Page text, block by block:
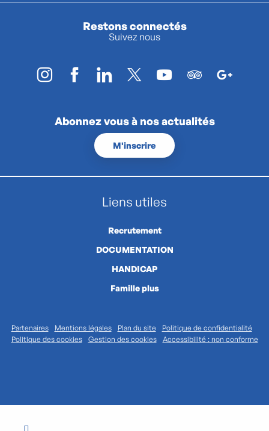
Restons connectés
Suivez nous
Abonnez vous à nos actualités
M'inscrire
Liens utiles
Recrutement
DOCUMENTATION
HANDICAP
Famille plus
Partenaires Mentions légales Plan du site
Politique de confidentialité
Politique des cookies
Gestion des cookies Accessibilité : non conforme